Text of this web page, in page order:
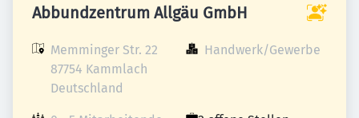
Abbundzentrum Allgäu GmbH
Memminger Str. 22
87754 Kammlach
Deutschland
Handwerk/Gewerbe